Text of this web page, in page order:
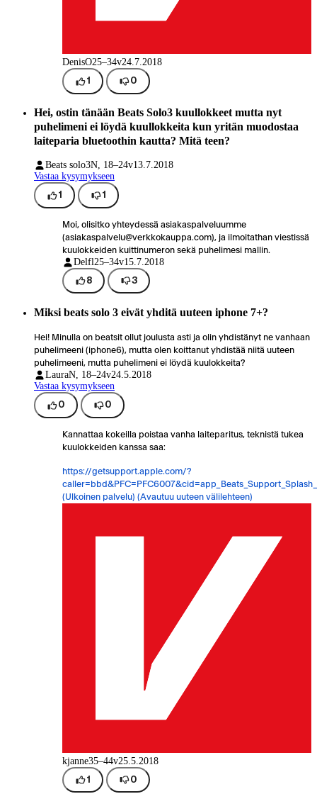
DenisO25–34v24.7.2018
1 0
Hei, ostin tänään Beats Solo3 kuullokkeet mutta nyt
puhelimeni ei löydä kuullokkeita kun yritän muodostaa
laiteparia bluetoothin kautta? Mitä teen?
Beats solo3N, 18–24v13.7.2018
Vastaa kysymykseen
1 1
Moi, olisitko yhteydessä asiakaspalveluumme
(asiakaspalvelu@verkkokauppa.com), ja ilmoitathan viestissä
kuulokkeiden kuittinumeron sekä puhelimesi mallin.
Delfl 25–34v15.7.2018
8 3
Miksi beats solo 3 eivät yhditä uuteen iphone 7+?
Hei! Minulla on beatsit ollut joulusta asti ja olin yhdistänyt ne vanhaan
puhelimeeni (iphone6), mutta olen koittanut yhdistää niitä uuteen
puhelimeeni, mutta puhelimeni ei löydä kuulokkeita?
LauraN, 18–24v24.5.2018
Vastaa kysymykseen
0 0
Kannattaa kokeilla poistaa vanha laiteparitus, teknistä tukea
kuulokkeiden kanssa saa:
https://getsupport.apple.com/?
(Ulkoinen palvelu) (Avautuu uuteen välilehteen)
kjanne35–44v25.5.2018
1 0